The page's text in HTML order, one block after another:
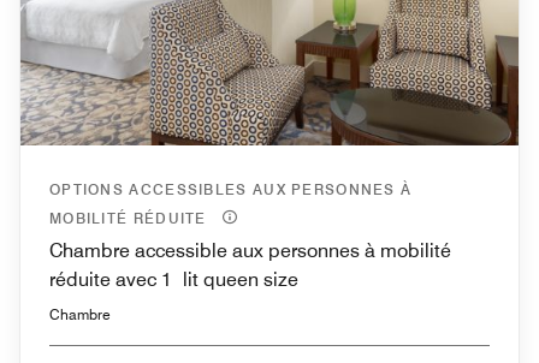
OPTIONS ACCESSIBLES AUX PERSONNES À
MOBILITÉ RÉDUITE
Chambre accessible aux personnes à mobilité
réduite avec 1 lit queen size
Chambre